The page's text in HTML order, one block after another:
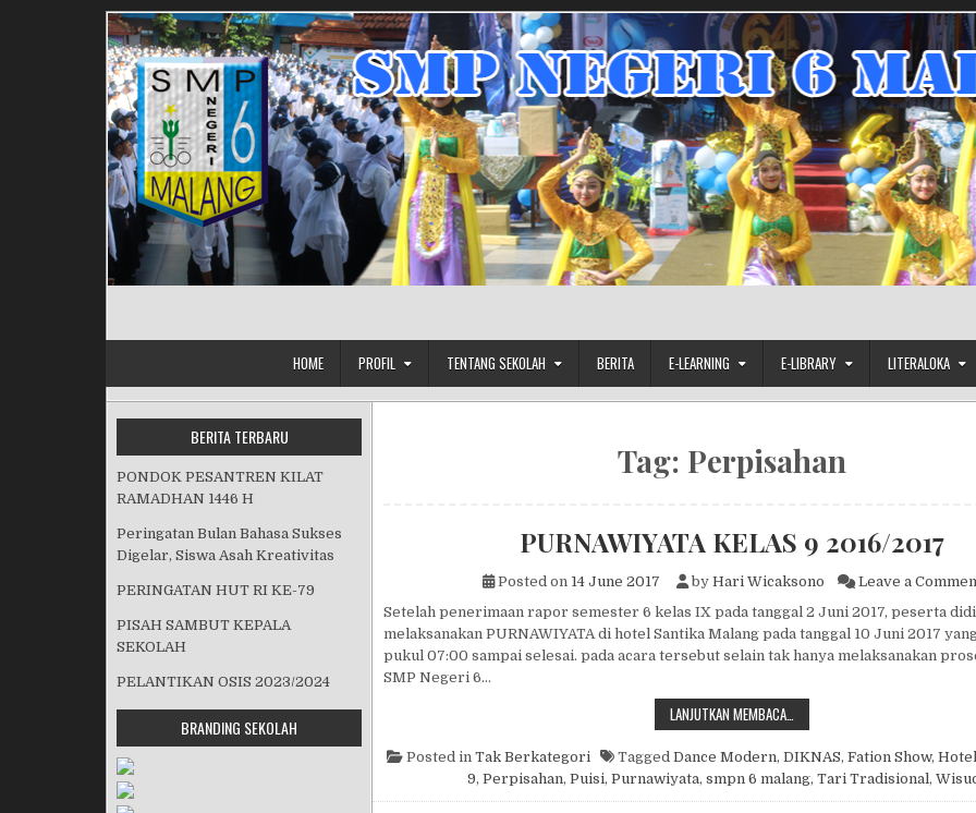
HOME PROFIL TENTANG SEKOLAH BERITA E-LEARNING E-LIBRARY LITERALOKA
Tag: Perpisahan
PURNAWIYATA KELAS 9 2016/2017
Posted on 14 June 2017 by Hari Wicaksono Leave a
Setelah penerimaan rapor semester 6 kelas IX pada tanggal 2 Juni 2017, peserta
melaksanakan PURNAWIYATA di hotel Santika Malang pada tanggal 10 Juni 2017
pukul 07:00 sampai selesai. pada acara tersebut selain tak hanya melaksanakan
SMP Negeri 6…
LANJUTKAN MEMBACA…
Posted in Tak Berkategori Tagged Dance Modern, DIKNAS, Fation Show,
9, Perpisahan, Puisi, Purnawiyata, smpn 6 malang, Tari Tradisional,
BERITA TERBARU
PONDOK PESANTREN KILAT
RAMADHAN 1446 H
Peringatan Bulan Bahasa Sukses
Digelar, Siswa Asah Kreativitas
PERINGATAN HUT RI KE-79
PISAH SAMBUT KEPALA
SEKOLAH
PELANTIKAN OSIS 2023/2024
BRANDING SEKOLAH